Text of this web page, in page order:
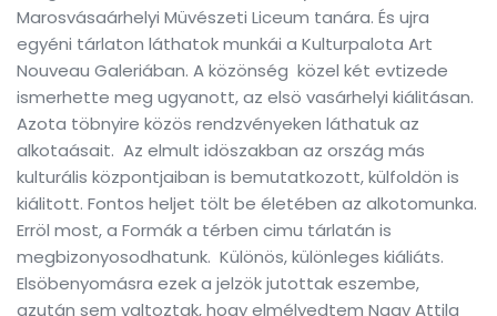
Marosvásaárhelyi Müvészeti Liceum tanára. És ujra
egyéni tárlaton láthatok munkái a Kulturpalota Art
Nouveau Galeriában. A közönség közel két evtizede
ismerhette meg ugyanott, az elsö vasárhelyi kiálitásan.
Azota töbnyire közös rendzvényeken láthatuk az
alkotaásait. Az elmult idöszakban az ország más
kulturális központjaiban is bemutatkozott, külfoldön is
kiálitott. Fontos heljet tölt be életében az alkotomunka.
Erröl most, a Formák a térben cimu tárlatán is
megbizonyosodhatunk. Különös, különleges kiáliáts.
Elsöbenyomásra ezek a jelzök jutottak eszembe,
azután sem valtoztak, hogy elmélyedtem Nagy Attila